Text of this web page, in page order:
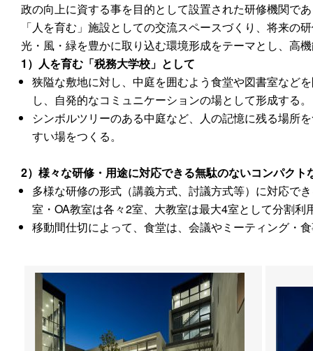
政の向上に資する事を目的として設置された研修機関で
「人を育む」施設としての交流スペースづくり、将来の
光・風・緑を豊かに取り込む環境形成をテーマとし、高
1）人を育む「税務大学校」として
狭隘な敷地に対し、中庭を囲むよう食堂や図書室など
し、自発的なコミュニケーションの場として形成する。
シンボルツリーのある中庭など、人の記憶に残る場所
すい場をつくる。
2）様々な研修・用途に対応できる無駄のないコンパクト
多様な研修の形式（講義方式、討議方式等）に対応で
室・OA教室は各々2室、大教室は最大4室として分割利
移動間仕切によって、食堂は、会議やミーティング・